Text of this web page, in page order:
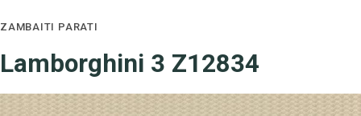
ZAMBAITI PARATI
Lamborghini 3 Z12834